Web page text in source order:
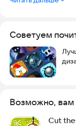
Советуем
Возможно, вам
Cut